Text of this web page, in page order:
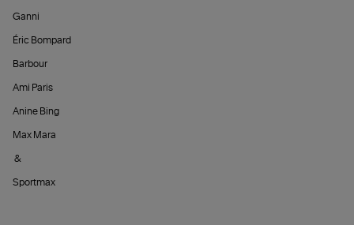
Ganni
Éric Bompard
Barbour
Ami Paris
Anine Bing
Max Mara
&
Sportmax